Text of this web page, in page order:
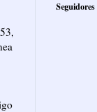
Seguidores